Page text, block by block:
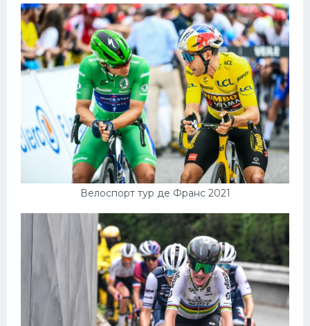
Велоспорт тур де Франс 2021